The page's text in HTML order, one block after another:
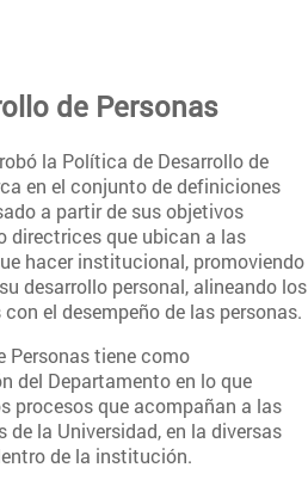
de Personas
la Política de Desarrollo de
en el conjunto de definiciones
a partir de sus objetivos
directrices que ubican a las
hacer institucional, promoviendo
desarrollo personal, alineando los
el desempeño de las personas.
Personas tiene como
del Departamento en lo que
procesos que acompañan a las
la Universidad, en la diversas
de la institución.